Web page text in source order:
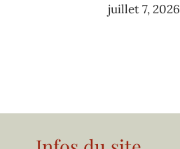
juillet 7, 2026